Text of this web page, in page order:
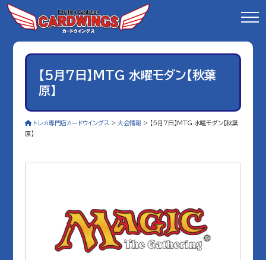
【5月7日】MTG 水曜モダン【秋葉
原】
トレカ専門店カードウイングス >大会情報 > 【5月7日】MTG 水曜モダン【秋葉
原】